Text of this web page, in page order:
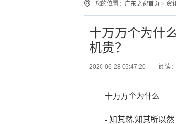
您的位置： 广东之窗首页 > 资
十万万个为什
机贵？
2020-06-28 05:47:20 阅读
十万万个为什么
- 知其然,知其所以然